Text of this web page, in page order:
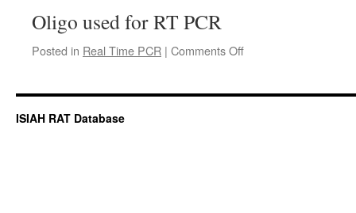
Oligo used for RT PCR
Posted in Real Time PCR | Comments Offon
ПЦР-
ISIAH RAT Database